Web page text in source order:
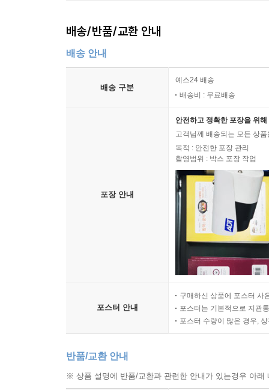
배송/반품/교환 안내
배송 안내
배송 구분
예스24 배송
배송비 : 무료배송
포장 안내
안전하고 정확한 포장을 위
고객님께 배송되는 모든 상
목적 : 안전한 포장 관리
촬영범위 : 박스 포장 작업
포스터 안내
구매하신 상품에 포스터 사
포스터는 기본적으로 지관
포스터 수량이 많은 경우,
반품/교환 안내
※ 상품 설명에 반품/교환과 관련한 안내가 있는경우 아